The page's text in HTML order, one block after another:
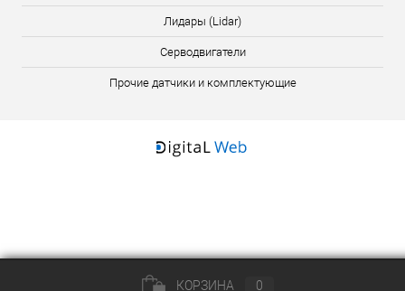
Лидары (Lidar)
Серводвигатели
Прочие датчики и комплектующие
КОРЗИНА 0